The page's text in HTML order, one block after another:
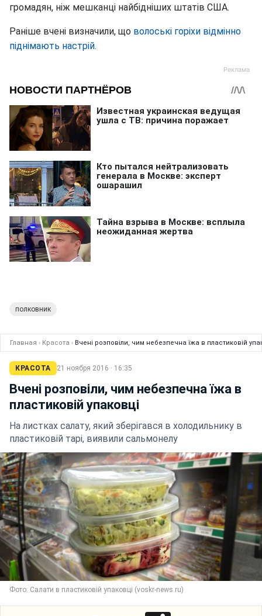
громадян, ніж мешканці найбідніших штатів США.
Раніше вчені визначили, що волоські горіхи відмінно
піднімають настрій.
полковник
Главная › Красота › Вчені розповіли, чим небезпечна їжа в пластиковій
КРАСОТА 21 ноября 2016 · 16:35
Вчені розповіли, чим небезпечна їжа в
пластиковій упаковці
На листках салату, який зберігався в холодильнику в
пластиковій тарі, виявили сальмонелу
Фото: Салати в пластиковій упаковці (voskr-news.ru)